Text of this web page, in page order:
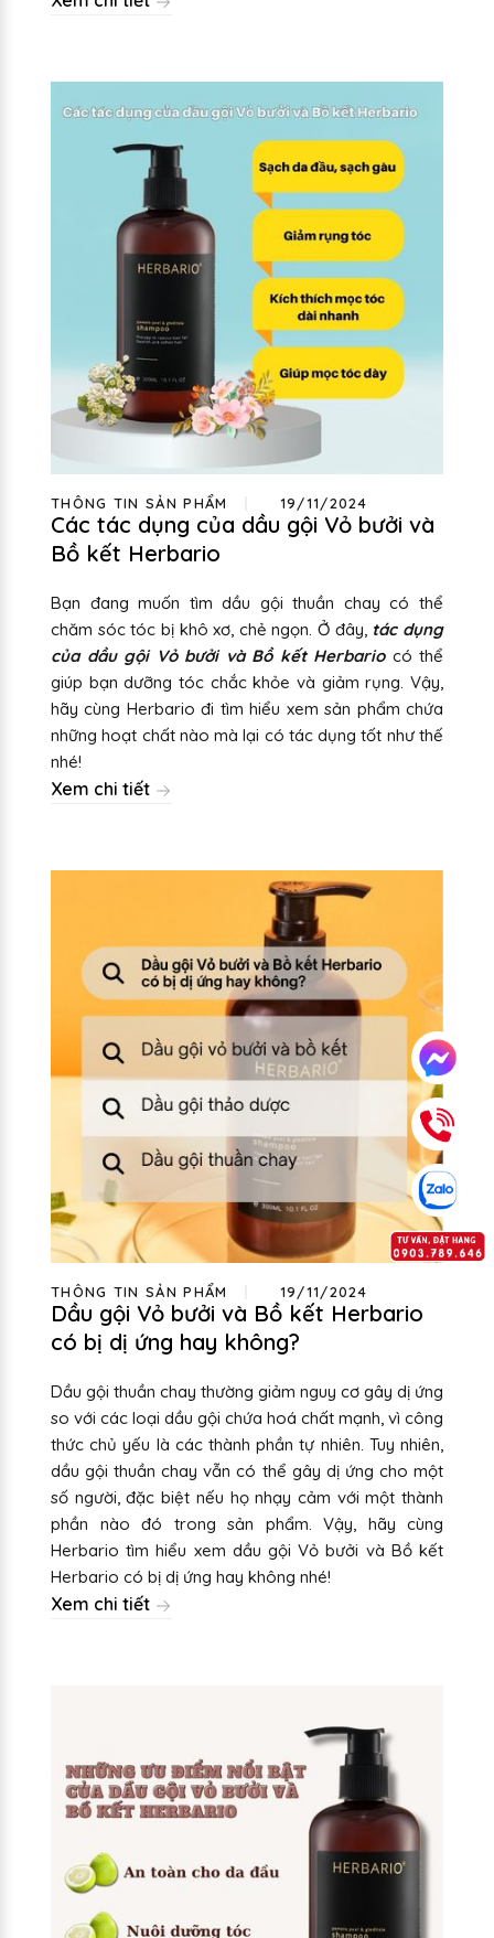
THÔNG TIN SẢN PHẨM 19/11/2024
Các tác dụng của dầu gội Vỏ bưởi và
Bồ kết Herbario
Bạn đang muốn tìm dầu gội thuần chay có thể
chăm sóc tóc bị khô xơ, chẻ ngọn. Ở đây, tác dụng
của dầu gội Vỏ bưởi và Bồ kết Herbariocó thể
giúp bạn dưỡng tóc chắc khỏe và giảm rụng. Vậy,
hãy cùng Herbario đi tìm hiểu xem sản phẩm chứa
những hoạt chất nào mà lại có tác dụng tốt như thế
nhé!
Xem chi tiết
THÔNG TIN SẢN PHẨM 19/11/2024
Dầu gội Vỏ bưởi và Bồ kết Herbario
có bị dị ứng hay không?
Dầu gội thuần chay thường giảm nguy cơ gây dị ứng
so với các loại dầu gội chứa hoá chất mạnh, vì công
thức chủ yếu là các thành phần tự nhiên. Tuy nhiên,
dầu gội thuần chay vẫn có thể gây dị ứng cho một
số người, đặc biệt nếu họ nhạy cảm với một thành
phần nào đó trong sản phẩm. Vậy, hãy cùng
Herbario tìm hiểu xem dầu gội Vỏ bưởi và Bồ kết
Herbario có bị dị ứng hay không nhé!
Xem chi tiết